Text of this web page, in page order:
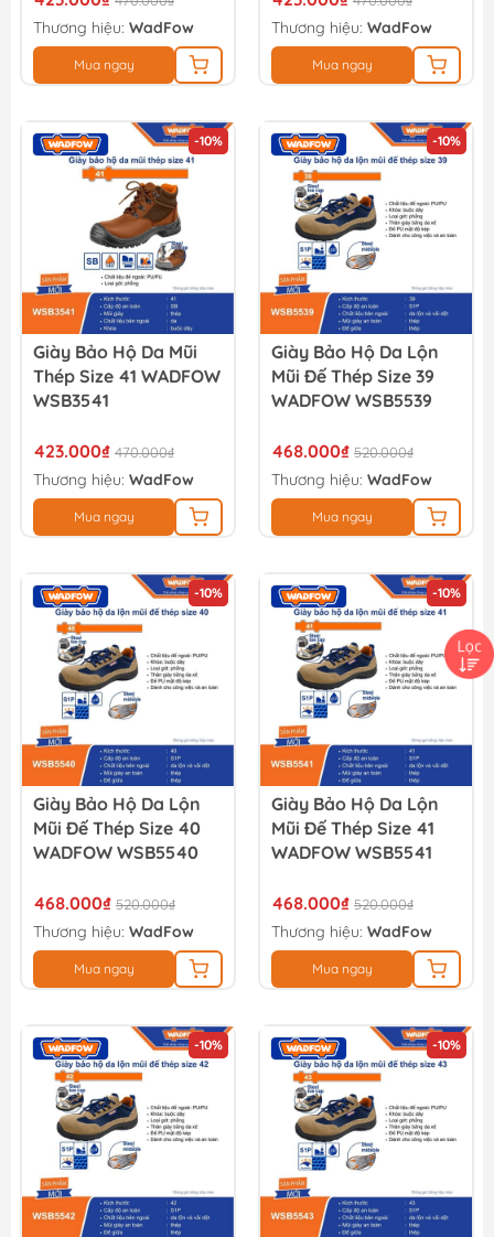
Thương hiệu: WadFow
Mua ngay
Thương hiệu: WadFow
Mua ngay
-10%
Giày Bảo Hộ Da Mũi
Thép Size 41 WADFOW
WSB3541
423.000₫ 470.000₫
Thương hiệu: WadFow
Mua ngay
-10%
Giày Bảo Hộ Da Lộn
Mũi Đế Thép Size 39
WADFOW WSB5539
468.000₫ 520.000₫
Thương hiệu: WadFow
Mua ngay
-10%
Giày Bảo Hộ Da Lộn
Mũi Đế Thép Size 40
WADFOW WSB5540
468.000₫ 520.000₫
Thương hiệu: WadFow
Mua ngay
-10%
Giày Bảo Hộ Da Lộn
Mũi Đế Thép Size 41
WADFOW WSB5541
468.000₫ 520.000₫
Thương hiệu: WadFow
Mua ngay
-10% -10%